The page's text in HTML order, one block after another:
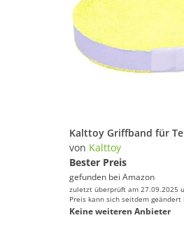
von Kalttoy
Bester Preis
gefunden bei Amazon
zuletzt überprüft am 27.09.2025
Preis kann sich seitdem geändert
Keine weiteren Anbieter